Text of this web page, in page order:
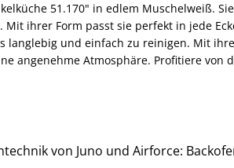
51.170" in edlem Muschelweiß.
ihrer Form passt sie perfekt in jede
langlebig und einfach zu reinigen. Mit
angenehme Atmosphäre. Profitiere von
von Juno und Airforce: